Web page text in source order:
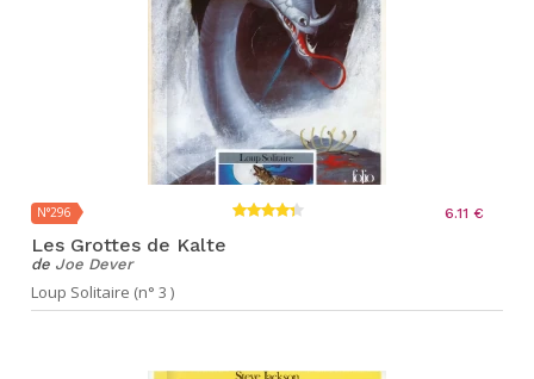
N°296 6.11 €
Les Grottes de Kalte
de Joe Dever
Loup Solitaire (n° 3 )